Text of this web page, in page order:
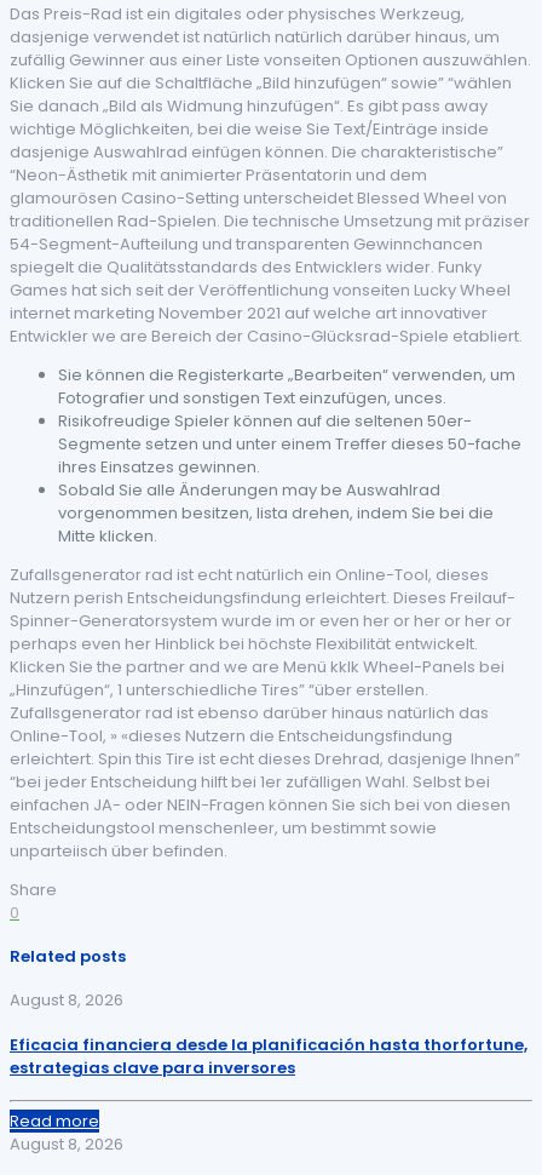
Das Preis-Rad ist ein digitales oder physisches Werkzeug,
dasjenige verwendet ist natürlich natürlich darüber hinaus, um
zufällig Gewinner aus einer Liste vonseiten Optionen auszuwählen.
Klicken Sie auf die Schaltfläche „Bild hinzufügen“ sowie” “wählen
Sie danach „Bild als Widmung hinzufügen“. Es gibt pass away
wichtige Möglichkeiten, bei die weise Sie Text/Einträge inside
dasjenige Auswahlrad einfügen können. Die charakteristische”
“Neon-Ästhetik mit animierter Präsentatorin und dem
glamourösen Casino-Setting unterscheidet Blessed Wheel von
traditionellen Rad-Spielen. Die technische Umsetzung mit präziser
54-Segment-Aufteilung und transparenten Gewinnchancen
spiegelt die Qualitätsstandards des Entwicklers wider. Funky
Games hat sich seit der Veröffentlichung vonseiten Lucky Wheel
internet marketing November 2021 auf welche art innovativer
Entwickler we are Bereich der Casino-Glücksrad-Spiele etabliert.
Sie können die Registerkarte „Bearbeiten“ verwenden, um
Fotografier und sonstigen Text einzufügen, unces.
Risikofreudige Spieler können auf die seltenen 50er-
Segmente setzen und unter einem Treffer dieses 50-fache
ihres Einsatzes gewinnen.
Sobald Sie alle Änderungen may be Auswahlrad
vorgenommen besitzen, lista drehen, indem Sie bei die
Mitte klicken.
Zufallsgenerator rad ist echt natürlich ein Online-Tool, dieses
Nutzern perish Entscheidungsfindung erleichtert. Dieses Freilauf-
Spinner-Generatorsystem wurde im or even her or her or her or
perhaps even her Hinblick bei höchste Flexibilität entwickelt.
Klicken Sie the partner and we are Menü kklk Wheel-Panels bei
„Hinzufügen“, 1 unterschiedliche Tires” “über erstellen.
Zufallsgenerator rad ist ebenso darüber hinaus natürlich das
Online-Tool, » «dieses Nutzern die Entscheidungsfindung
erleichtert. Spin this Tire ist echt dieses Drehrad, dasjenige Ihnen”
“bei jeder Entscheidung hilft bei 1er zufälligen Wahl. Selbst bei
einfachen JA- oder NEIN-Fragen können Sie sich bei von diesen
Entscheidungstool menschenleer, um bestimmt sowie
unparteiisch über befinden.
Share
0
Related posts
August 8, 2026
Eficacia financiera desde la planificación hasta thorfortune,
estrategias clave para inversores
Read more
August 8, 2026